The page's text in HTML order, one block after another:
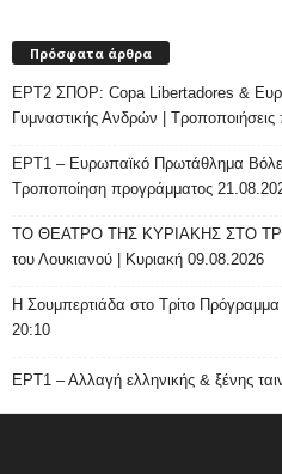
Πρόσφατα άρθρα
ΕΡΤ2 ΣΠΟΡ: Copa Libertadores &
Γυμναστικής Ανδρών |
ΕΡΤ1 – Ευρωπαϊκό Πρωτάθλημα
Τροποποίηση προγράμματος
ΤΟ ΘΕΑΤΡΟ ΤΗΣ ΚΥΡΙΑΚΗΣ ΣΤΟ
του Λουκιανού | Κυριακή 09.08.2026
H Σουμπερτιάδα στο Τρίτο
20:10
ΕΡΤ1 – Αλλαγή ελληνικής & ξένης